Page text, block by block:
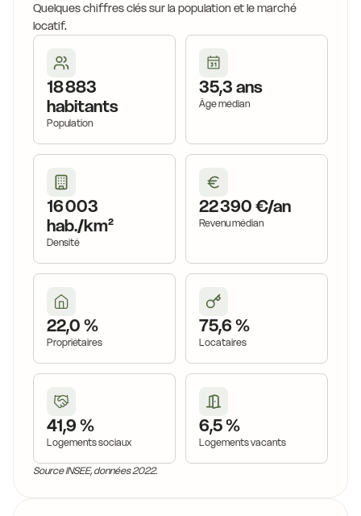
Quelques chiffres clés sur la population et le marché
locatif.
18 883
habitants
Population
35,3 ans
Âge médian
16 003
hab./km²
Densité
22 390 €/an
Revenu médian
22,0 %
Propriétaires
75,6 %
Locataires
41,9 %
Logements sociaux
6,5 %
Logements vacants
Source INSEE, données 2022.